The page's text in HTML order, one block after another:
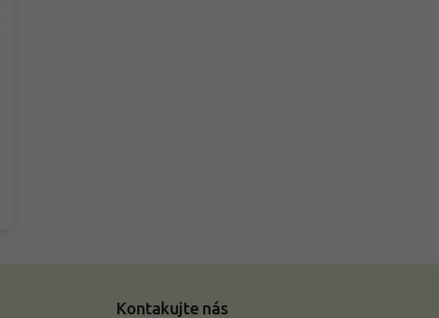
Kontakujte nás